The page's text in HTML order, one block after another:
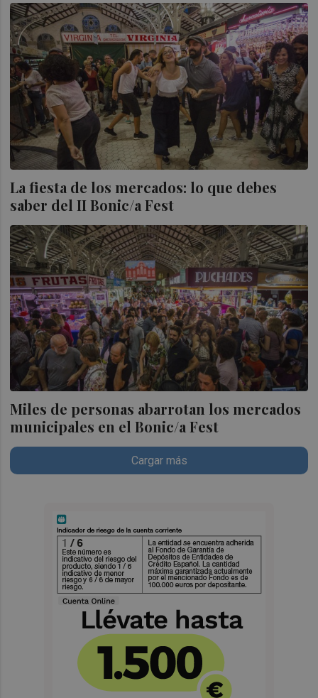
La fiesta de los mercados: lo que debes
saber del II Bonic/a Fest
Miles de personas abarrotan los mercados
municipales en el Bonic/a Fest
Cargar más